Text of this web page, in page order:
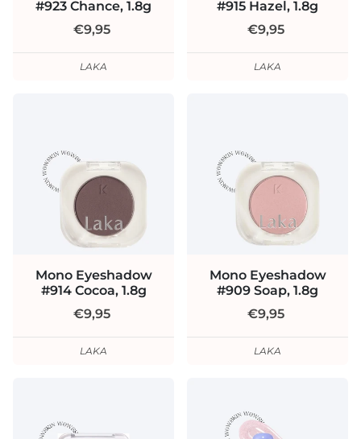
#923 Chance, 1.8g
€9,95
LAKA
#915 Hazel, 1.8g
€9,95
LAKA
Mono Eyeshadow
#914 Cocoa, 1.8g
€9,95
LAKA
Mono Eyeshadow
#909 Soap, 1.8g
€9,95
LAKA